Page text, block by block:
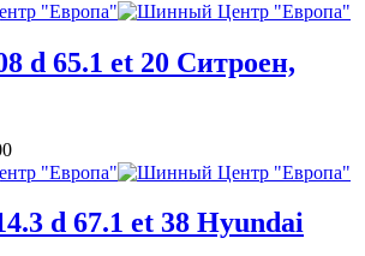
d 65.1 et 20 Ситроен,
d 67.1 et 38 Hyundai